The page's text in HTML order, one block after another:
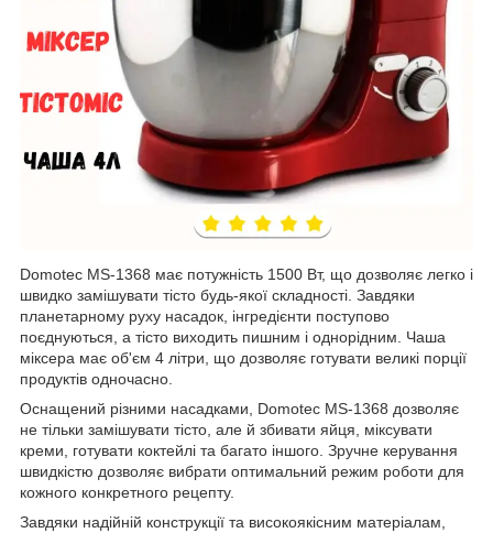
Domotec MS-1368 має потужність 1500 Вт, що дозволяє легко і
швидко замішувати тісто будь-якої складності. Завдяки
планетарному руху насадок, інгредієнти поступово
поєднуються, а тісто виходить пишним і однорідним. Чаша
міксера має об'єм 4 літри, що дозволяє готувати великі порції
продуктів одночасно.
Оснащений різними насадками, Domotec MS-1368 дозволяє
не тільки замішувати тісто, але й збивати яйця, міксувати
креми, готувати коктейлі та багато іншого. Зручне керування
швидкістю дозволяє вибрати оптимальний режим роботи для
кожного конкретного рецепту.
Завдяки надійній конструкції та високоякісним матеріалам,